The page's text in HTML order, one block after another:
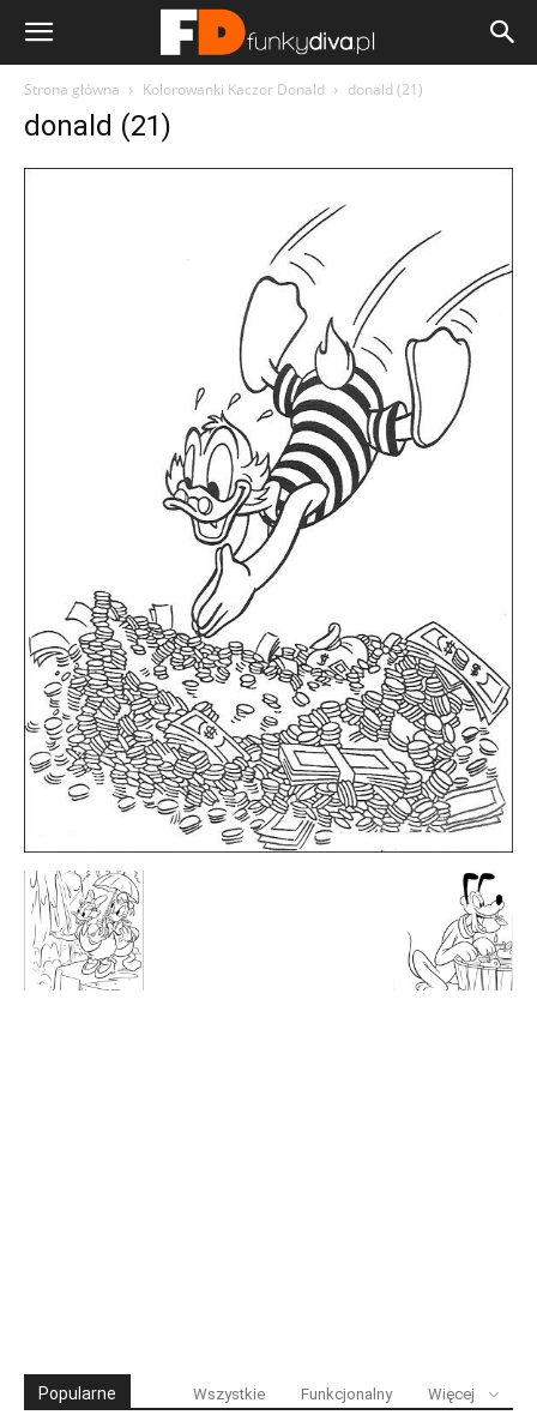
Strona główna Kolorowanki Kaczor Donald donald (21)
donald (21)
Popularne Wszystkie Funkcjonalny Więcej